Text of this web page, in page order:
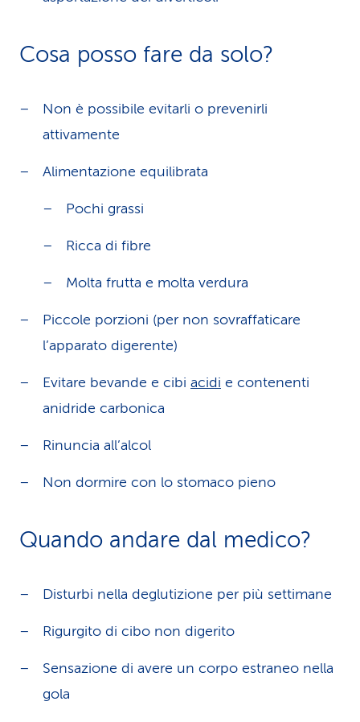
Cosa posso fare da solo?
Non è possibile evitarli o prevenirli
attivamente
Alimentazione equilibrata
Pochi grassi
Ricca di fibre
Molta frutta e molta verdura
Piccole porzioni (per non sovraffaticare
l’apparato digerente)
Evitare bevande e cibi acidi e contenenti
anidride carbonica
Rinuncia all’alcol
Non dormire con lo stomaco pieno
Quando andare dal medico?
Disturbi nella deglutizione per più settimane
Rigurgito di cibo non digerito
Sensazione di avere un corpo estraneo nella
gola